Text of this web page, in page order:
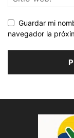
Guardar mi
navegador la